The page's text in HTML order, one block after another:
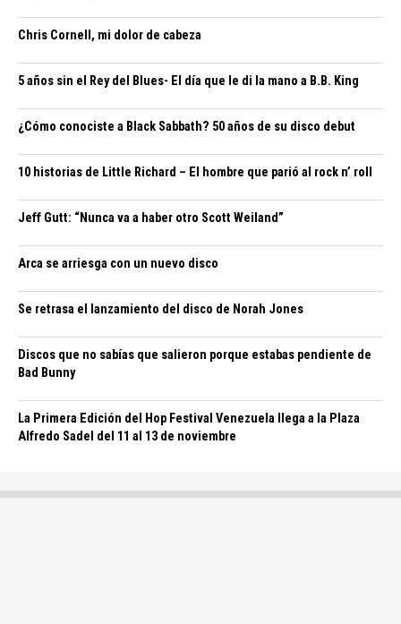
Chris Cornell, mi dolor de cabeza
5 años sin el Rey del Blues- El día que le di la mano a B.B. King
¿Cómo conociste a Black Sabbath? 50 años de su disco debut
10 historias de Little Richard – El hombre que parió al rock n’ roll
Jeff Gutt: “Nunca va a haber otro Scott Weiland”
Arca se arriesga con un nuevo disco
Se retrasa el lanzamiento del disco de Norah Jones
Discos que no sabías que salieron porque estabas pendiente de
Bad Bunny
La Primera Edición del Hop Festival Venezuela llega a la Plaza
Alfredo Sadel del 11 al 13 de noviembre